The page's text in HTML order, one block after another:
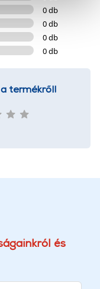
alkalmasak,
Az oldal
használatát.
0 db
0 db
0 db
0 db
termékről!
és